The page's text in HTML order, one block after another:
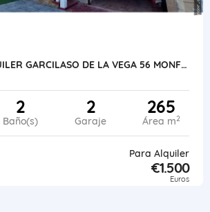
CHALET EN ALQUILER GARCILASO DE LA VEGA 56 MONFORTE DEL CID
2
Baño(s)
2
Garaje
265
Área m2
Para Alquiler
€1.500
Euros